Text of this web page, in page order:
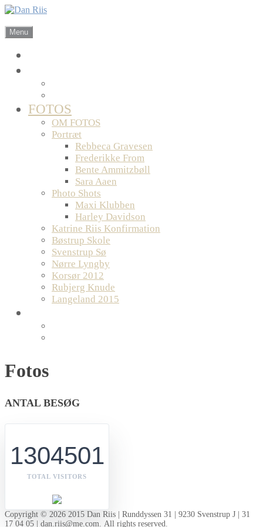
Skip
content
Menu
FOTOS
OM FOTOS
Portræt
Rebbeca Gravesen
Frederikke From
Bente Ammitzbøll
Sara Aaen
Photo Shots
Maxi Klubben
Harley Davidson
Katrine Riis Konfirmation
Bøstrup Skole
Svenstrup Sø
Nørre Lyngby
Korsør 2012
Rubjerg Knude
Langeland 2015
Fotos
februar
Dan
ANTAL BESØG
1304501
TOTAL VISITORS
Copyright © 2026 2015 Dan Riis | Runddyssen 31 | 9230 Svenstrup J | 31
17 04 05 | dan.riis@me.com. All rights reserved.